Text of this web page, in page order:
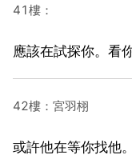
41樓：
應該在試探你。看
42樓：宮羽栩
或許他在等你找他。